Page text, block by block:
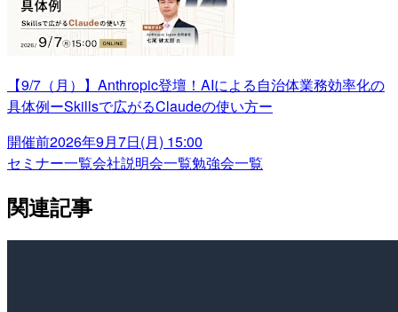
【9/7（月）】Anthropic登壇！AIによる自治体業務効率化の
具体例ーSkillsで広がるClaudeの使い方ー
開催前2026年9月7日(月) 15:00
セミナー一覧会社説明会一覧勉強会一覧
関連記事